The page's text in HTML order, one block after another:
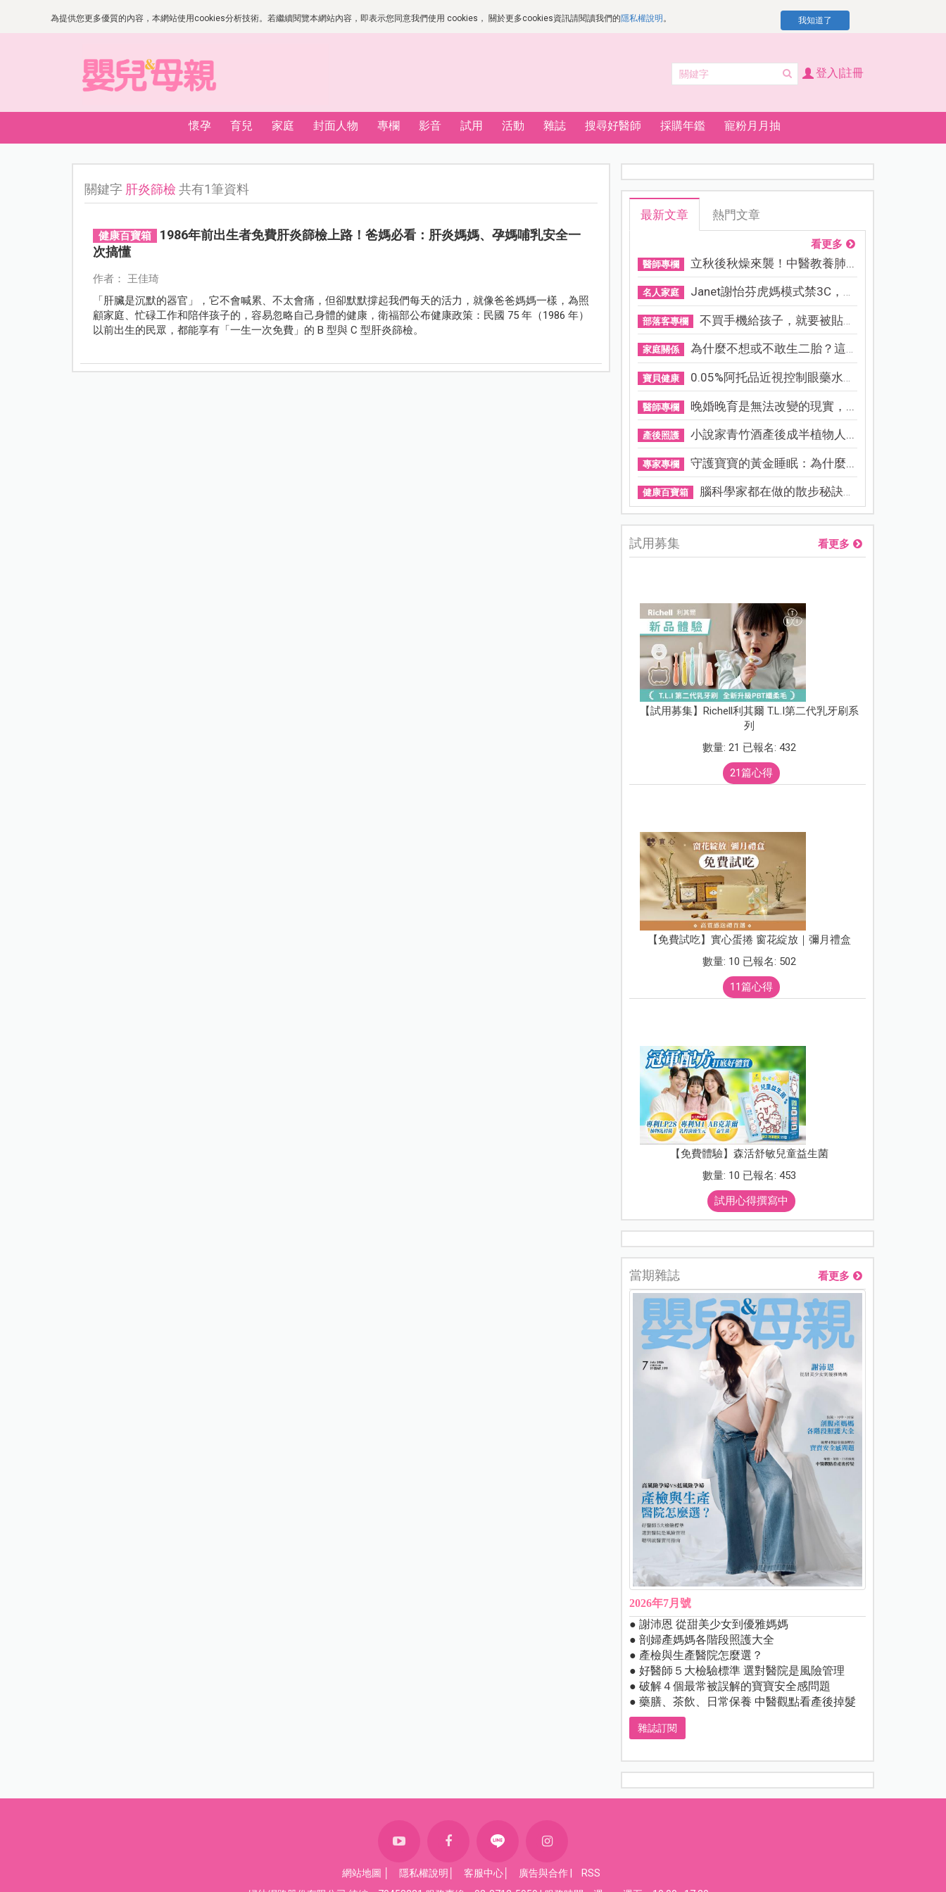
為提供您更多優質的內容，本網站使用cookies分析技術。若繼續閱覽本網站內容，即表示您同意我們使用 cookies， 關於更多cookies資訊請閱讀我們的隱私權說明 。 我知道了
登入|註冊
懷孕 育兒 家庭 封面人物 專欄 影音 試用 活動 雜誌 搜尋好醫師 採購年鑑 寵粉月月抽
關鍵字 肝炎篩檢 共有1筆資料
健康百寶箱
1986年前出生者免費肝炎篩檢上路！爸媽必看：肝炎媽媽、孕媽哺乳安全一
次搞懂
作者： 王佳琦
「肝臟是沉默的器官」，它不會喊累、不太會痛，但卻默默撐起我們每天的活力，就像爸爸媽媽一樣，為照
顧家庭、忙碌工作和陪伴孩子的，容易忽略自己身體的健康，衛福部公布健康政策：民國 75 年（1986 年）
以前出生的民眾，都能享有「一生一次免費」的 B 型與 C 型肝炎篩檢。
最新文章 熱門文章
看更多
醫師專欄 立秋後秋燥來襲！中醫教養肺...
名人家庭 Janet謝怡芬虎媽模式禁3C，看...
部落客專欄 不買手機給孩子，就要被貼「...
家庭關係 為什麼不想或不敢生二胎？這8...
寶貝健康 0.05%阿托品近視控制眼藥水納...
醫師專欄 晚婚晚育是無法改變的現實，...
產後照護 小說家青竹酒產後成半植物人...
專家專欄 守護寶寶的黃金睡眠：為什麼...
健康百寶箱 腦科學家都在做的散步秘訣！...
試用募集 看更多
【試用募集】Richell利其爾 T.L.I第二代乳牙刷系
列
數量: 21 已報名: 432
21篇心得
【免費試吃】實心蛋捲 窗花綻放｜彌月禮盒
數量: 10 已報名: 502
11篇心得
【免費體驗】森活舒敏兒童益生菌
數量: 10 已報名: 453
試用心得撰寫中
當期雜誌 看更多
2026年7月號
● 謝沛恩 從甜美少女到優雅媽媽
● 剖婦產媽媽各階段照護大全
● 產檢與生產醫院怎麼選？
● 好醫師５大檢驗標準 選對醫院是風險管理
● 破解４個最常被誤解的寶寶安全感問題
● 藥膳、茶飲、日常保養 中醫觀點看產後掉髮
雜誌訂閱
網站地圖 隱私權說明 客服中心 廣告與合作
RSS